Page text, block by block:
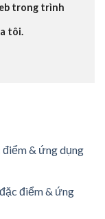
trong trình
tôi.
& ứng dụng
điểm & ứng